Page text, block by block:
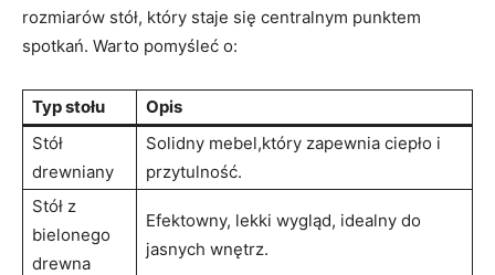
rozmiarów stół, który staje‌ się centralnym punktem
spotkań. Warto pomyśleć o:
Typ stołu
Opis
Stół
drewniany
Solidny mebel,który zapewnia ​ciepło i
przytulność.
Stół z
bielonego‍
drewna
Efektowny, ⁤lekki wygląd,​ idealny do
⁤jasnych wnętrz.